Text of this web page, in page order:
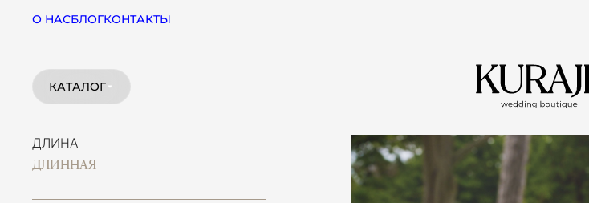
О НАСБЛОГКОНТАКТЫ
КАТАЛОГ
ДЛИНА
ДЛИННАЯ